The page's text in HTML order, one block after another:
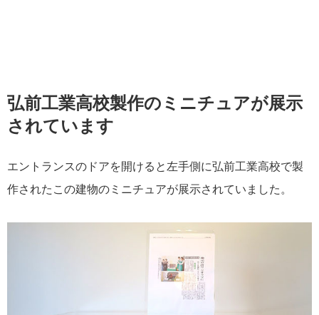
弘前工業高校製作のミニチュアが展示
されています
エントランスのドアを開けると左手側に弘前工業高校で製
作されたこの建物のミニチュアが展示されていました。